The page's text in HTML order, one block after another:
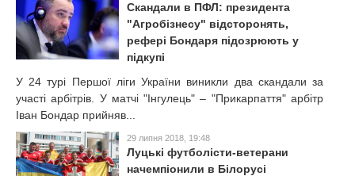
Скандали в ПФЛ: президента
"Агробізнесу" відсторонять,
рефері Бондаря підозрюють у
підкупі
У 24 турі Першої ліги України виникли два скандали за
участі арбітрів. У матчі "Інгулець" – "Прикарпаття" арбітр
Іван Бондар прийняв...
29 липня 2018, 19:48
Луцькі футболісти-ветерани
начемпіонили в Білорусі